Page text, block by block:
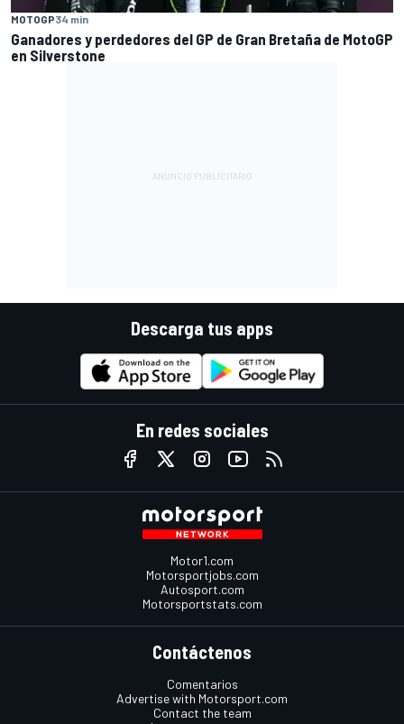
MOTOGP34 min
Ganadores y perdedores del GP de Gran Bretaña de MotoGP
en Silverstone
Descarga tus apps
En redes sociales
Motor1.com
Motorsportjobs.com
Autosport.com
Motorsportstats.com
Contáctenos
Comentarios
Advertise with Motorsport.com
Contact the team